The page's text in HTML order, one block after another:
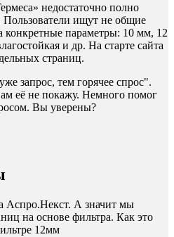
недостаточно полно
Пользователи ищут не общие
конкретные параметры: 10 мм, 12
и др. На старте сайта
страниц.
запрос, тем горячее спрос".
её не покажу. Немного помог
Вы уверены?
Аспро.Некст. А значит мы
на основе фильтра. Как это
12мм